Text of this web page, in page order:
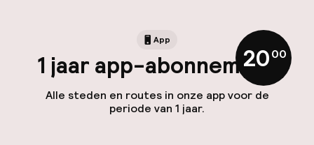
App
1 jaar app-abonnement
Alle steden en routes in onze app voor de
periode van 1 jaar.
20,00